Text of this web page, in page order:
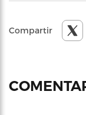
Compartir